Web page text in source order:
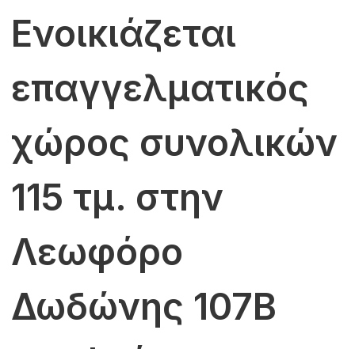
Ενοικιάζεται
επαγγελματικός
χώρος συνολικών
115 τμ. στην
Λεωφόρο
Δωδώνης 107B